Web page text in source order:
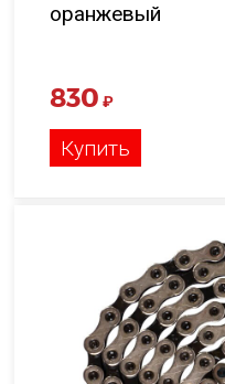
оранжевый
830 ₽
Купить